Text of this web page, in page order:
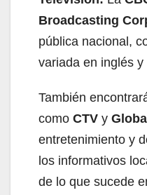
Broadcasting
pública nacional,
variada en inglés y
También
como CTV y Global
entretenimiento y
los informativos
de lo que sucede